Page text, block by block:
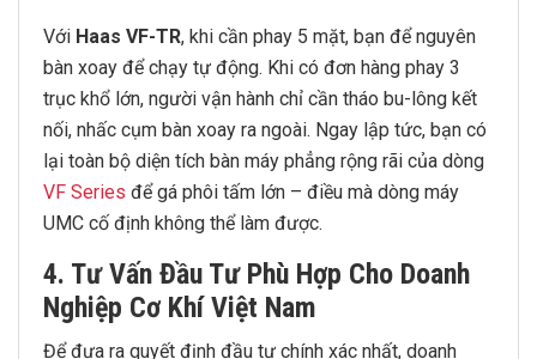
Với Haas VF-TR, khi cần phay 5 mặt, bạn để nguyên
bàn xoay để chạy tự động. Khi có đơn hàng phay 3
trục khổ lớn, người vận hành chỉ cần tháo bu-lông kết
nối, nhấc cụm bàn xoay ra ngoài. Ngay lập tức, bạn có
lại toàn bộ diện tích bàn máy phẳng rộng rãi của dòng
VF Series để gá phôi tấm lớn – điều mà dòng máy
UMC cố định không thể làm được.
4. Tư Vấn Đầu Tư Phù Hợp Cho Doanh
Nghiệp Cơ Khí Việt Nam
Để đưa ra quyết định đầu tư chính xác nhất, doanh